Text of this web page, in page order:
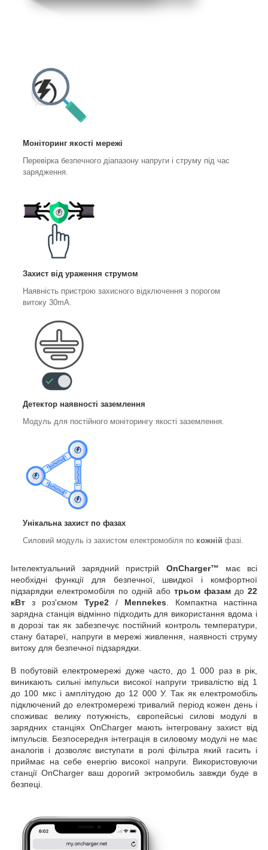
Моніторинг якості мережі
Перевірка безпечного діапазону напруги і струму під час
зарядження.
Захист від ураження струмом
Наявність пристрою захисного відключення з порогом
витоку 30mA.
Детектор наявності заземлення
Модуль для постійного моніторингу якості заземлення.
Унікальна захист по фазах
Силовий модуль із захистом електромобіля по кожній фазі.
Інтелектуальний зарядний пристрій OnCharger™ має всі
необхідні функції для безпечної, швидкої і комфортної
підзарядки електромобіля по одній або трьом фазам до 22
кВт з роз'ємом Type2 / Mennekes . Компактна настінна
зарядна станція відмінно підходить для використання вдома і
в дорозі так як забезпечує постійний контроль температури,
стану батареї, напруги в мережі живлення, наявності струму
витоку для безпечної підзарядки.
В побутовій електромережі дуже часто, до 1 000 раз в рік,
виникають сильні імпульси високої напруги тривалістю від 1
до 100 мкс і амплітудою до 12 000 У. Так як електромобіль
підключений до електромережі тривалий період кожен день і
споживає велику потужність, європейські силові модулі в
зарядних станціях OnCharger мають інтегровану захист від
імпульсів. Безпосередня інтеграція в силовому модулі не має
аналогів і дозволяє виступати в ролі фільтра який гасить і
приймає на себе енергію високої напруги. Використовуючи
станції OnCharger ваш дорогий эктромобиль завжди буде в
безпеці.